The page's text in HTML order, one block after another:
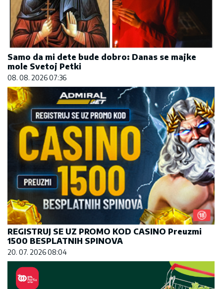
Samo da mi dete bude dobro: Danas se majke
mole Svetoj Petki
08. 08. 2026 07:36
REGISTRUJ SE UZ PROMO KOD CASINO Preuzmi
1500 BESPLATNIH SPINOVA
20. 07. 2026 08:04